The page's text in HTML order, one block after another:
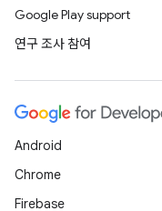
Google Play support
연구 조사 참여
Android
Chrome
Firebase